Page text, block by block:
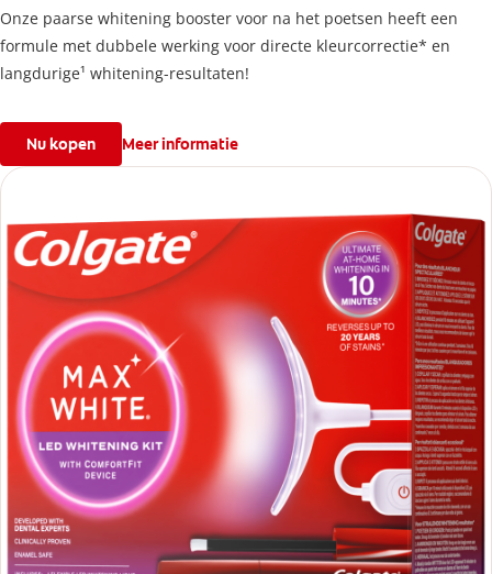
Onze paarse whitening booster voor na het poetsen heeft een
formule met dubbele werking voor directe kleurcorrectie* en
langdurige¹ whitening-resultaten!
Nu kopen Meer informatie